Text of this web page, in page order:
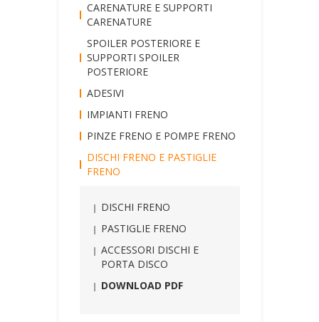
CARENATURE E SUPPORTI
CARENATURE
SPOILER POSTERIORE E
SUPPORTI SPOILER
POSTERIORE
ADESIVI
IMPIANTI FRENO
PINZE FRENO E POMPE FRENO
DISCHI FRENO E PASTIGLIE
FRENO
DISCHI FRENO
PASTIGLIE FRENO
ACCESSORI DISCHI E
PORTA DISCO
DOWNLOAD PDF